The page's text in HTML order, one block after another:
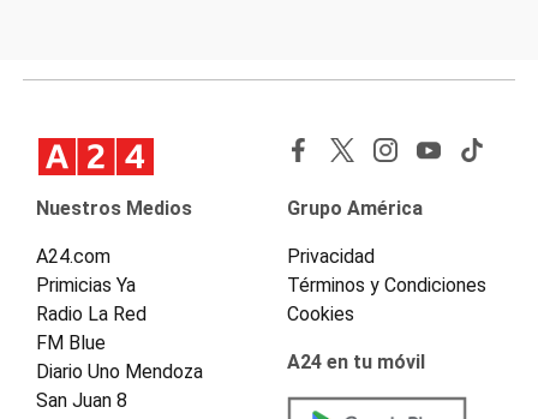
Nuestros Medios
A24.com
Primicias Ya
Radio La Red
FM Blue
Diario Uno Mendoza
San Juan 8
Grupo América
Privacidad
Términos y Condiciones
Cookies
A24 en tu móvil